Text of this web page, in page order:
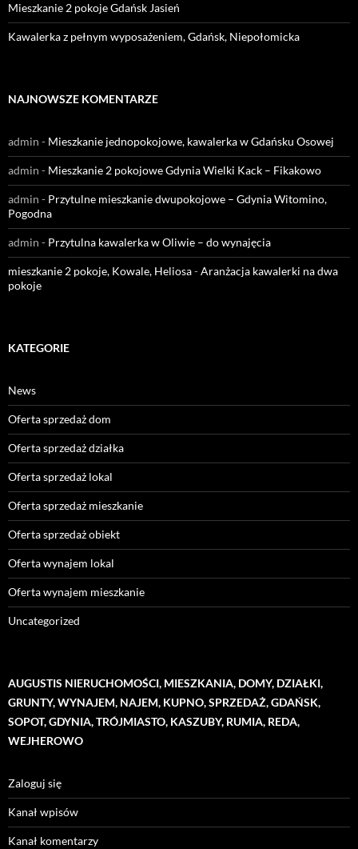
Mieszkanie 2 pokoje Gdańsk Jasień
Kawalerka z pełnym wyposażeniem, Gdańsk, Niepołomicka
NAJNOWSZE KOMENTARZE
admin - Mieszkanie jednopokojowe, kawalerka w Gdańsku Osowej
admin - Mieszkanie 2 pokojowe Gdynia Wielki Kack – Fikakowo
admin - Przytulne mieszkanie dwupokojowe – Gdynia Witomino,
Pogodna
admin - Przytulna kawalerka w Oliwie – do wynajęcia
mieszkanie 2 pokoje, Kowale, Heliosa-Aranżacja kawalerki na dwa
pokoje
KATEGORIE
News
Oferta sprzedaż dom
Oferta sprzedaż działka
Oferta sprzedaż lokal
Oferta sprzedaż mieszkanie
Oferta sprzedaż obiekt
Oferta wynajem lokal
Oferta wynajem mieszkanie
Uncategorized
AUGUSTIS NIERUCHOMOŚCI, MIESZKANIA, DOMY, DZIAŁKI,
GRUNTY, WYNAJEM, NAJEM, KUPNO, SPRZEDAŻ, GDAŃSK,
SOPOT, GDYNIA, TRÓJMIASTO, KASZUBY, RUMIA, REDA,
WEJHEROWO
Zaloguj się
Kanał wpisów
Kanał komentarzy